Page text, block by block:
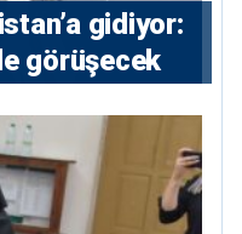
gidiyor:
görüşecek